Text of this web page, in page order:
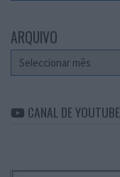
ARQUIVO
Arquivo
CANAL DE YOUTUBE